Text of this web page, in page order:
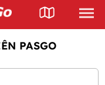
PASGO